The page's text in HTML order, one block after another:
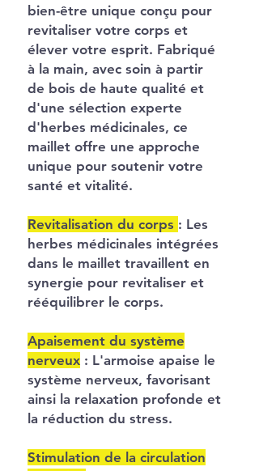
bien-être unique conçu pour
revitaliser votre corps et
élever votre esprit. Fabriqué
à la main, avec soin à partir
de bois de haute qualité et
d'une sélection experte
d'herbes médicinales, ce
maillet offre une approche
unique pour soutenir votre
santé et vitalité.
Revitalisation du corps : Les
herbes médicinales intégrées
dans le maillet travaillent en
synergie pour revitaliser et
rééquilibrer le corps.
Apaisement du système
nerveux : L'armoise apaise le
système nerveux, favorisant
ainsi la relaxation profonde et
la réduction du stress.
Stimulation de la circulation